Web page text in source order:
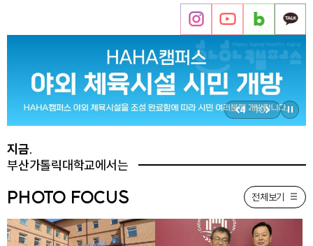
이
4·10다
정
지
인
스
타
그
램
유
튜
브
이
버
블
로
그
카
카
오
채
널
지금.
부산가톨릭대학교에서는
PHOTO FOCUS 전체보기